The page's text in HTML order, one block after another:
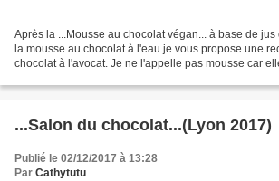
Après la ...Mousse au chocolat végan... à base de
la mousse au chocolat à l'eau je vous propose une
chocolat à l'avocat. Je ne l'appelle pas mousse car
...Salon du chocolat...(Lyon 2017)
Publié le 02/12/2017 à 13:28
Par Cathytutu